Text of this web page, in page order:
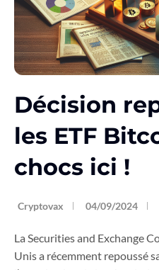
Décision
les ETF
chocs ici !
Cryptovax 04/09/2024
La Securities and Exchange
Unis a récemment repoussé